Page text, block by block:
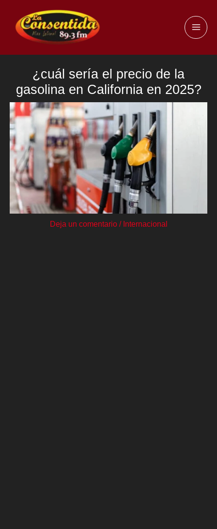
contenido
¿cuál sería el precio de la
gasolina en California en 2025?
Deja un comentario / Internacional